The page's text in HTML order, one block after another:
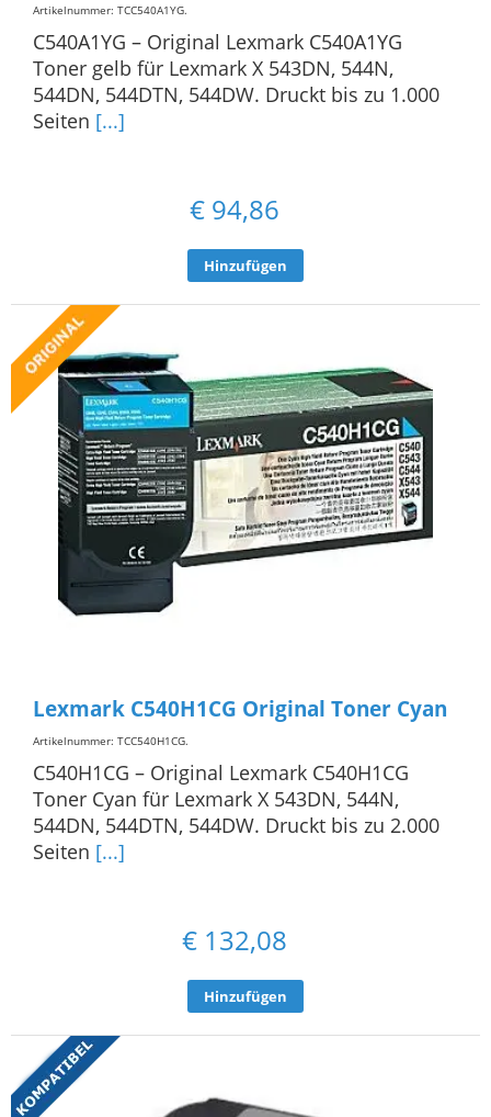
Artikelnummer: TCC540A1YG.
C540A1YG – Original Lexmark C540A1YG
Toner gelb für Lexmark X 543DN, 544N,
544DN, 544DTN, 544DW. Druckt bis zu 1.000
Seiten [...]
€ 94,86
Hinzufügen
Lexmark C540H1CG Original Toner Cyan
Artikelnummer: TCC540H1CG.
C540H1CG – Original Lexmark C540H1CG
Toner Cyan für Lexmark X 543DN, 544N,
544DN, 544DTN, 544DW. Druckt bis zu 2.000
Seiten [...]
€ 132,08
Hinzufügen